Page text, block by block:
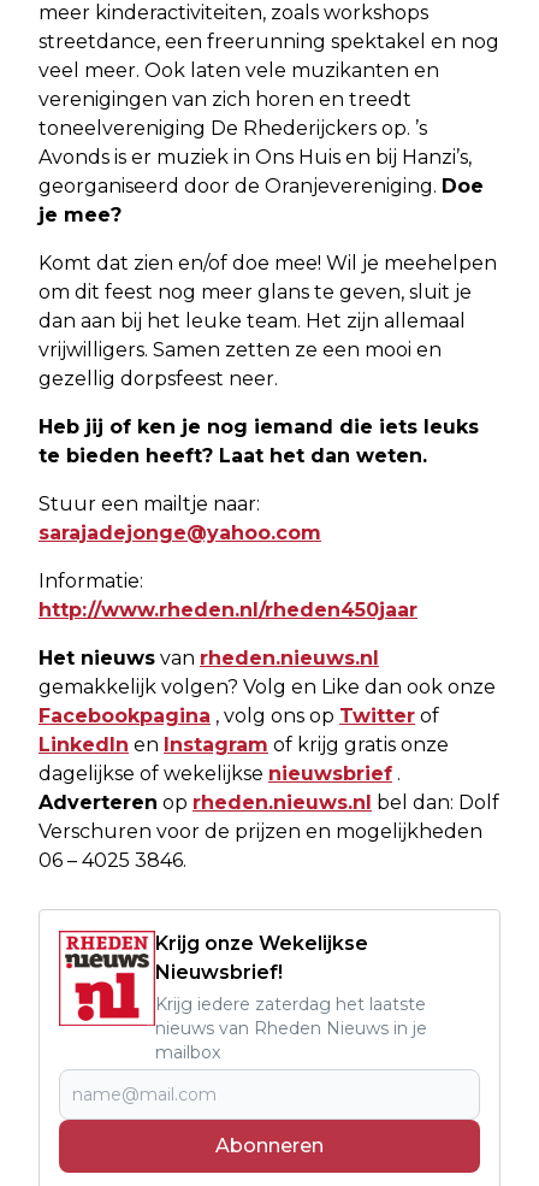
meer kinderactiviteiten, zoals workshops
streetdance, een freerunning spektakel en nog
veel meer. Ook laten vele muzikanten en
verenigingen van zich horen en treedt
toneelvereniging De Rhederijckers op. ’s
Avonds is er muziek in Ons Huis en bij Hanzi’s,
georganiseerd door de Oranjevereniging. Doe
je mee?
Komt dat zien en/of doe mee! Wil je meehelpen
om dit feest nog meer glans te geven, sluit je
dan aan bij het leuke team. Het zijn allemaal
vrijwilligers. Samen zetten ze een mooi en
gezellig dorpsfeest neer.
Heb jij of ken je nog iemand die iets leuks
te bieden heeft? Laat het dan weten.
Stuur een mailtje naar:
sarajadejonge@yahoo.com
Informatie:
http://www.rheden.nl/rheden450jaar
Het nieuws van rheden.nieuws.nl
gemakkelijk volgen? Volg en Like dan ook onze
Facebookpagina , volg ons op Twitter of
LinkedIn en Instagram of krijg gratis onze
dagelijkse of wekelijkse nieuwsbrief .
Adverteren op rheden.nieuws.nl bel dan: Dolf
Verschuren voor de prijzen en mogelijkheden
06 – 4025 3846.
Krijg onze Wekelijkse
Nieuwsbrief!
Krijg iedere zaterdag het laatste
nieuws van Rheden Nieuws in je
mailbox
Abonneren